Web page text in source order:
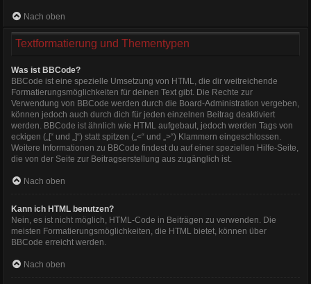
Nach oben
Textformatierung und Thementypen
Was ist BBCode?
BBCode ist eine spezielle Umsetzung von HTML, die dir weitreichende
Formatierungsmöglichkeiten für deinen Text gibt. Die Rechte zur
Verwendung von BBCode werden durch die Board-Administration vergeben,
können jedoch auch durch dich für jeden einzelnen Beitrag deaktiviert
werden. BBCode ist ähnlich wie HTML aufgebaut, jedoch werden Tags von
eckigen („[“ und „]“) statt spitzen („<“ und „>“) Klammern eingeschlossen.
Weitere Informationen zu BBCode findest du auf einer speziellen Hilfe-Seite,
die von der Seite zur Beitragserstellung aus zugänglich ist.
Nach oben
Kann ich HTML benutzen?
Nein, es ist nicht möglich, HTML-Code in Beiträgen zu verwenden. Die
meisten Formatierungsmöglichkeiten, die HTML bietet, können über
BBCode erreicht werden.
Nach oben